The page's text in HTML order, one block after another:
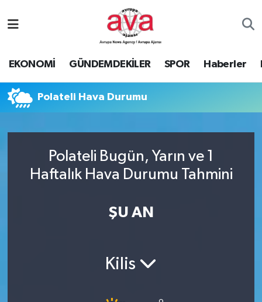
EKONOMİ GÜNDEMDEKİLER SPOR Haberler
Polateli Hava Durumu
Polateli Bugün, Yarın ve 1
Haftalık Hava Durumu Tahmini
ŞU AN
Kilis
Nöbetçi Eczaneler
Namaz Vakitleri
Trafik Durumu
Süper Lig Puan Durumu ve Fikstür